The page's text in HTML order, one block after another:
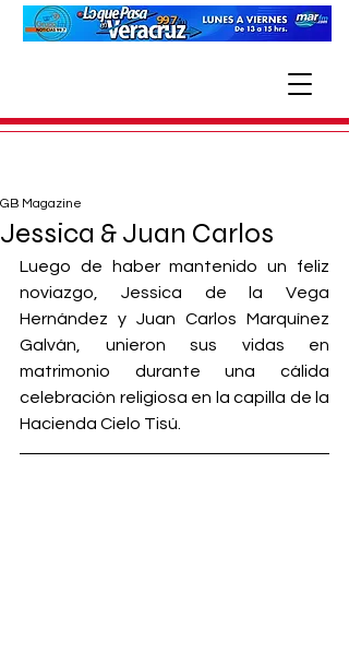
Jessica & Juan Carlos
GB Magazine
Luego de haber mantenido un feliz
noviazgo, Jessica de la Vega
Hernández y Juan Carlos Marquínez
Galván, unieron sus vidas en
matrimonio durante una cálida
celebración religiosa en la capilla de la
Hacienda Cielo Tisú.